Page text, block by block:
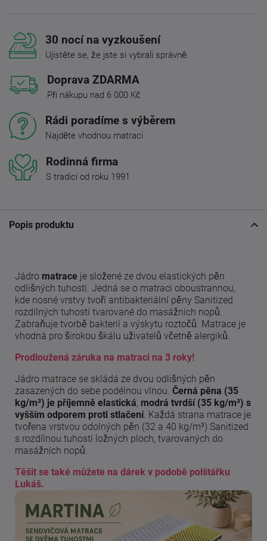
30 nocí na vyzkoušení
Ujistěte se, že jste si vybrali správně
Doprava ZDARMA
Při nákupu nad 6 000 Kč
Rádi poradíme s výběrem
Najděte vhodnou matraci
Rodinná firma
S tradicí od roku 1991
Popis produktu
Jádro matrace je složené ze dvou elastických pěn
odlišných tuhostí. Jedná se o matraci oboustrannou,
kde nosné vrstvy tvoří antibakteriální pěny Sanitized
rozdílných tuhostí tvarované do masážních nopů.
Zabraňuje tvorbě bakterií a výskytu roztočů. Matrace je
vhodná pro širokou škálu uživatelů včetně alergiků.
Prodloužená záruka na matraci na 3 roky!
Jádro matrace se skládá ze dvou odlišných pěn
zasazených do sebe podélnou vlnou. Černá pěna (35
kg/m³) je příjemně elastická, modrá tvrdší (35 kg/m³) s
vyšším odporem proti stlačení. Každá strana matrace je
tvořena vrstvou odolných pěn (32 a 40 kg/m³) Sanitized
s rozdílnou tuhostí ložných ploch, tvarovaných do
masážních nopů.
Těšit se také můžete na dárek v podobě polštářku
Lukáš.